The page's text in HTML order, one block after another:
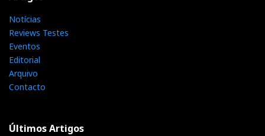
Notícias
Reviews Testes
Eventos
Editorial
Arquivo
Contacto
Últimos Artigos